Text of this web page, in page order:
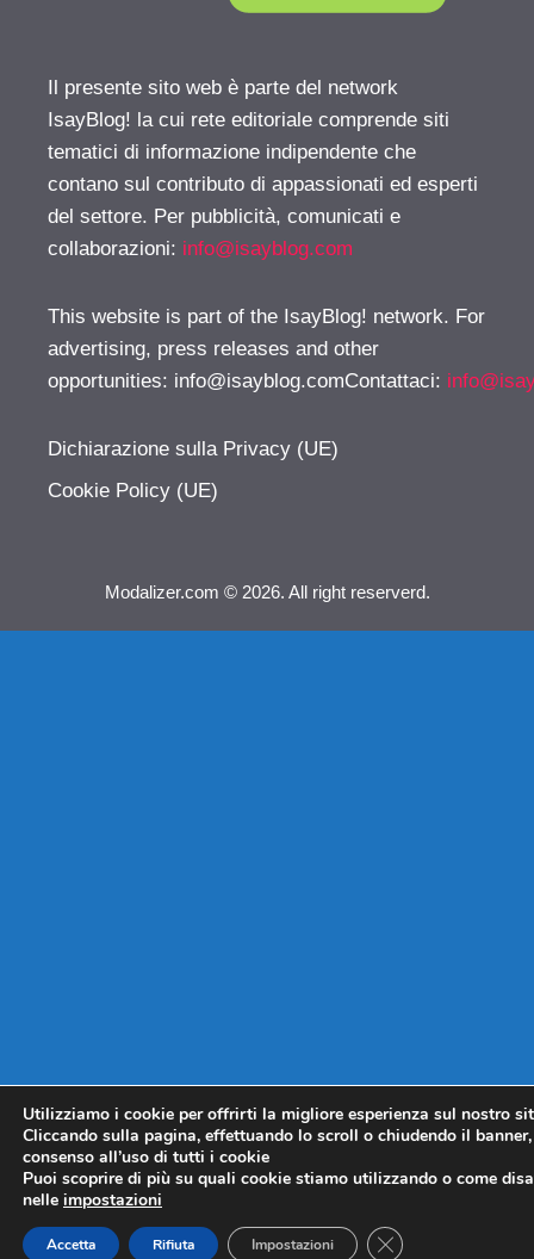
Il presente sito web è parte del network
IsayBlog! la cui rete editoriale comprende siti
tematici di informazione indipendente che
contano sul contributo di appassionati ed esperti
del settore. Per pubblicità, comunicati e
collaborazioni: info@isayblog.com
This website is part of the IsayBlog! network. For
advertising, press releases and other
opportunities: info@isayblog.comContattaci:
Dichiarazione sulla Privacy (UE)
Cookie Policy (UE)
Modalizer.com © 2026. All right reserverd.
Utilizziamo i cookie per offrirti la migliore esperienza sul nostro
Cliccando sulla pagina, effettuando lo scroll o chiudendo il
consenso all’uso di tutti i cookie
Puoi scoprire di più su quali cookie stiamo utilizzando o come
nelle impostazioni
Accetta Rifiuta Impostazioni CLOSE GDPR